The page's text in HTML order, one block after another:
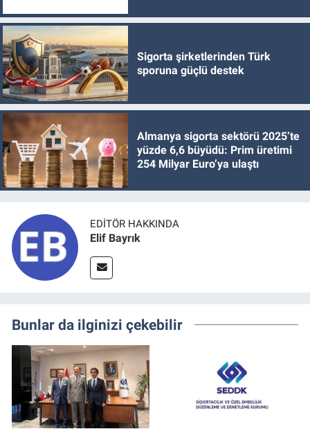
Sigorta şirketlerinden Türk
sporuna güçlü destek
Almanya sigorta sektörü 2025’te
yüzde 6,6 büyüdü: Prim üretimi
254 Milyar Euro’ya ulaştı
EDITÖR HAKKINDA
Elif Bayrık
Bunlar da ilginizi çekebilir